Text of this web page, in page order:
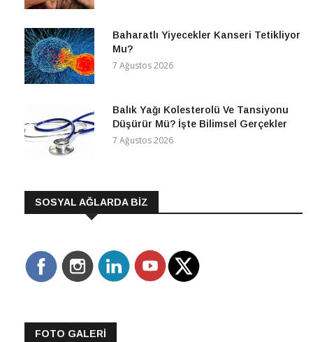
Baharatlı Yiyecekler Kanseri Tetikliyor
Mu?
7 Ağustos 2026
Balık Yağı Kolesterolü Ve Tansiyonu
Düşürür Mü? İşte Bilimsel Gerçekler
7 Ağustos 2026
SOSYAL AĞLARDA BİZ
FOTO GALERİ